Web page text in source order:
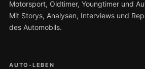
Motorsport, Oldtimer, Youngtimer und
Mit Storys, Analysen, Interviews und
des Automobils.
AUTO-LEBEN